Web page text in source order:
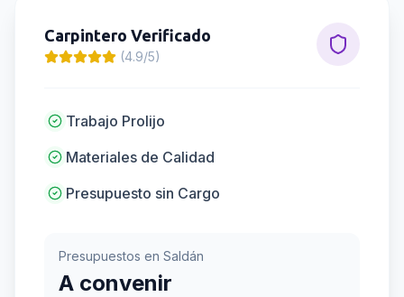
Carpintero Verificado
(4.9/5)
Trabajo Prolijo
Materiales de Calidad
Presupuesto sin Cargo
Presupuestos en Saldán
A convenir